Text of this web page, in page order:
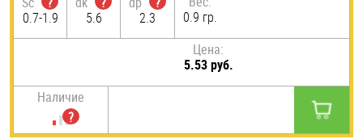
0.7-1.9
5.6
2.3
0.9 гр.
Цена:
5.53 руб.
Наличие